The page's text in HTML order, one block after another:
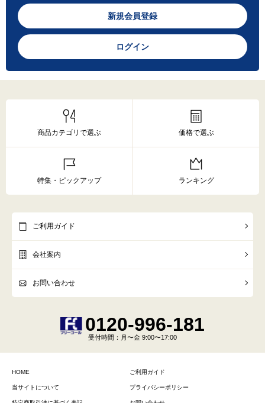
新規会員登録
ログイン
商品カテゴリで選ぶ 価格で選ぶ
特集・ピックアップ ランキング
ご利用ガイド
会社案内
お問い合わせ
0120-996-181
受付時間 ：月〜金 9:00〜17:00
HOME ご利用ガイド
当サイトについて プライバシーポリシー